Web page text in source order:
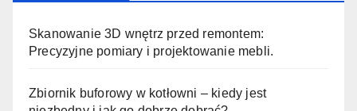
Skanowanie 3D wnętrz przed remontem:
Precyzyjne pomiary i projektowanie mebli.
Zbiornik buforowy w kotłowni – kiedy jest